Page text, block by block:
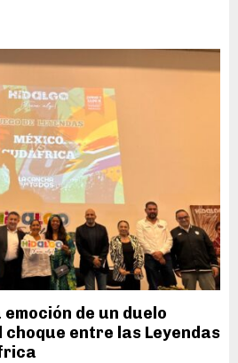
de un duelo
entre las Leyendas